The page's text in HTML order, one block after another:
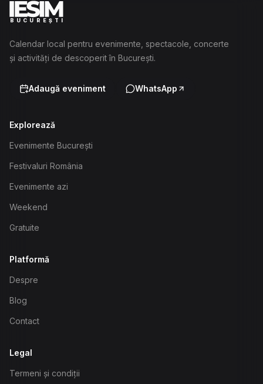
BUCUREȘTI
Calendar local pentru evenimente, spectacole, concerte
și activități de descoperit în București.
Adaugă eveniment WhatsApp
Explorează
Evenimente București
Festivaluri România
Evenimente azi
Weekend
Gratuite
Platformă
Despre
Blog
Contact
Legal
Termeni și condiții